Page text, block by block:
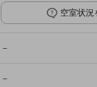
空室状況
－
－